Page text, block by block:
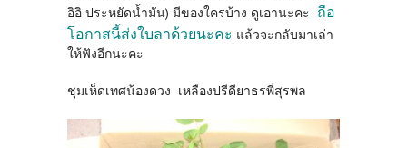
อิอิ ประหยัดน้ำมัน) มีของใครบ้าง ดูเอานะคะ ถือ
โอกาสนี้ส่งใบลาด้วยนะคะ แล้วจะกลับมาเล่า
ให้ฟังอีกนะคะ
ชุมเห็ดเทศน้องดวง เหลืองปรีดียาธรพี่สุรพล